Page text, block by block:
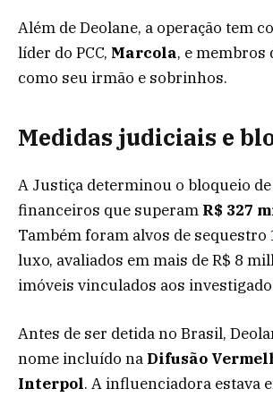
Além de Deolane, a operação tem
líder do PCC, Marcola, e membros
como seu irmão e sobrinhos.
Medidas judiciais e
A Justiça determinou o bloqueio
financeiros que superam R$ 327
Também foram alvos de sequestro
luxo, avaliados em mais de R$ 8
imóveis vinculados aos
Antes de ser detida no Brasil,
nome incluído na Difusão
Interpol. A influenciadora estava